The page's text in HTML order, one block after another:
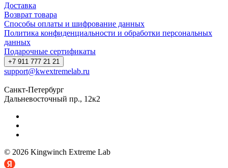
Доставка
Возврат товара
Способы оплаты и шифрование данных
Политика конфиденциальности и обработки персональных
данных
Подарочные сертификаты
+7 911 777 21 21
support@kwextremelab.ru
Санкт-Петербург
Дальневосточный пр., 12к2
© 2026 Kingwinch Extreme Lab